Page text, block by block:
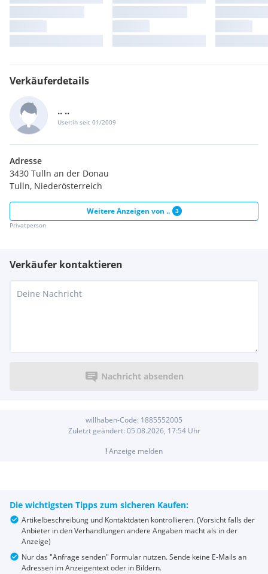
Verkäuferdetails
.. ..
User:in seit 01/2009
Adresse
3430 Tulln an der Donau
Tulln, Niederösterreich
Weitere Anzeigen von ..
3
Privatperson
Verkäufer kontaktieren
Nachricht absenden
willhaben-Code: 1885552005
Zuletzt geändert: 05.08.2026, 17:54Uhr
!Anzeige melden
Die wichtigsten Tipps zum sicheren Kaufen:
Artikelbeschreibung und Kontaktdaten kontrollieren. (Vorsicht falls der
Anbieter in den Verhandlungen andere Angaben macht als in der
Anzeige)
Nur das "Anfrage senden" Formular nutzen. Sende keine E-Mails an
Adressen im Anzeigentext oder in Bildern.